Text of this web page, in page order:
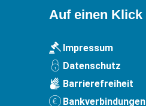
Auf einen Klick
Impressum
Datenschutz
Barrierefreiheit
Bankverbindungen